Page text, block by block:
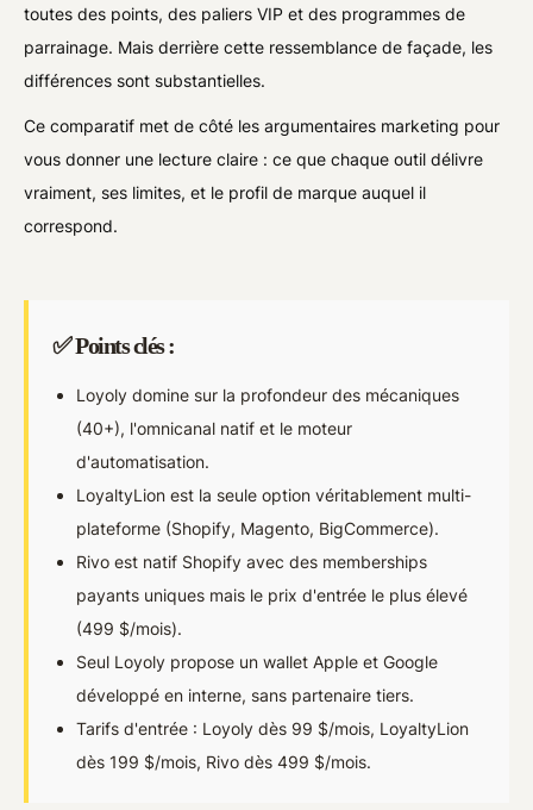
toutes des points, des paliers VIP et des programmes de
parrainage. Mais derrière cette ressemblance de façade, les
différences sont substantielles.
Ce comparatif met de côté les argumentaires marketing pour
vous donner une lecture claire : ce que chaque outil délivre
vraiment, ses limites, et le profil de marque auquel il
correspond.
✅ Points clés :
Loyoly domine sur la profondeur des mécaniques
(40+), l'omnicanal natif et le moteur
d'automatisation.
LoyaltyLion est la seule option véritablement multi-
plateforme (Shopify, Magento, BigCommerce).
Rivo est natif Shopify avec des memberships
payants uniques mais le prix d'entrée le plus élevé
(499 $/mois).
Seul Loyoly propose un wallet Apple et Google
développé en interne, sans partenaire tiers.
Tarifs d'entrée : Loyoly dès 99 $/mois, LoyaltyLion
dès 199 $/mois, Rivo dès 499 $/mois.